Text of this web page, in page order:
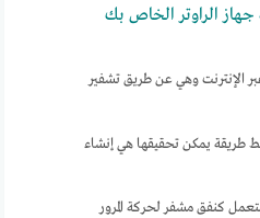
الراوتر الخاص بك
الإنترنت وهي عن طريق تشفير
طريقة يمكن تحقيقها هي إنشاء